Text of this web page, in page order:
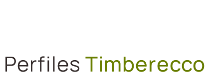
PerfilesTimberecco